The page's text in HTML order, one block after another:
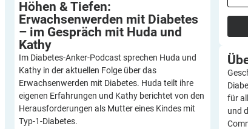
Höhen & Tiefen:
Erwachsenwerden mit Diabetes
– im Gespräch mit Huda und
Kathy
Im Diabetes-Anker-Podcast sprechen Huda und
Kathy in der aktuellen Folge über das
Erwachsenwerden mit Diabetes. Huda teilt ihre
eigenen Erfahrungen und Kathy berichtet von den
Herausforderungen als Mutter eines Kindes mit
Typ-1-Diabetes.
für
und